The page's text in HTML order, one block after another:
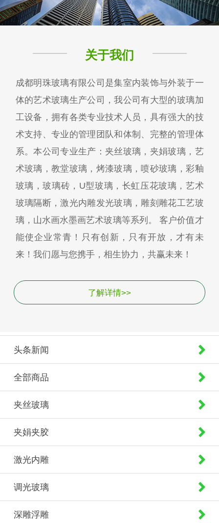
关于我们
成都明珠玻璃有限公司是集室内装饰与外装于一
体的艺术玻璃生产公司，我公司有大型的玻璃加
工设备，拥有各类专业技术人员，具有强大的技
术支持、专业的管理团队和体制、完整的管理体
系。本公司专业生产：夹丝玻璃，夹娟玻璃，艺
术玻璃，教堂玻璃，烤漆玻璃，喷砂玻璃，彩釉
玻璃，玻璃砖，U型玻璃，长虹压花玻璃，艺术
玻璃隔断，激光内雕发光玻璃，雕刻雕花工艺玻
璃，山水画水墨画艺术玻璃等系列。 客户价值才
能使企业常青！只有创新，只有开放，才有未
来！我们愿与您携手，相生协力，共赢未来！
了解详情>>
头条新闻
全部商品
夹丝玻璃
夹娟夹胶
激光内雕
调光玻璃
深雕浮雕